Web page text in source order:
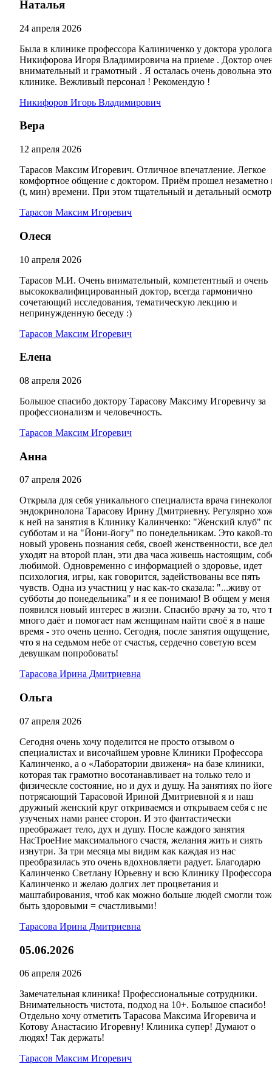
Наталья
24 апреля 2026
Была в клинике профессора Калиниченко у доктора уролога
Никифорова Игоря Владимировича на приеме . Доктор
внимательный и грамотный . Я осталась очень довольна
клинике. Вежливый персонал ! Рекомендую !
Никифоров Игорь Владимирович
Вера
12 апреля 2026
Тарасов Максим Игоревич. Отличное впечатление. Легкое
комфортное общение с доктором. Приём прошел незаметно
(t, мин) времени. При этом тщательный и детальный
Тарасов Максим Игоревич
Олеся
10 апреля 2026
Тарасов М.И. Очень внимательный, компетентный и очень
высококвалифицированный доктор, всегда гармонично
сочетающий исследования, тематическую лекцию и
непринужденную беседу :)
Тарасов Максим Игоревич
Елена
08 апреля 2026
Большое спасибо доктору Тарасову Максиму Игоревичу за
профессионализм и человечность.
Тарасов Максим Игоревич
Анна
07 апреля 2026
Открыла для себя уникального специалиста врача
эндокринолона Тарасову Ирину Дмитриевну. Регулярно
к ней на занятия в Клинику Калинченко: "Женский клуб"
субботам и на "Йони-йогу" по понедельникам. Это какой-то
новый уровень познания себя, своей женственности, все
уходят на второй план, эти два часа живешь настоящим,
любимой. Одновременно с информацией о здоровье, идет
психология, игры, как говорится, задействованы все пять
чувств. Одна из участниц у нас как-то сказала: "...живу от
субботы до понедельника" и я ее понимаю! В общем у меня
появился новый интерес в жизни. Спасибо врачу за то, что
много даёт и помогает нам женщинам найти своё я в наше
время - это очень ценно. Сегодня, после занятия ощущение,
что я на седьмом небе от счастья, сердечно советую всем
девушкам попробовать!
Тарасова Ирина Дмитриевна
Ольга
07 апреля 2026
Сегодня очень хочу поделится не просто отзывом о
специалистах и височайшем уровне Клиники Профессора
Калинченко, а о «Лаборатории движеня» на базе клиники,
которая так грамотно восотанавливает на только тело и
физическле состояние, но и дух и душу. На занятиях по
потрясающий Тарасовой Ириной Дмитриевной я и наш
дружный женский круг откриваемся и открываем себя с не
узученых нами ранее сторон. И это фантастически
преображает тело, дух и душу. После каждого занятия
НасТроеНие максимального счастя, желания жить и сиять
изнутри. За три месяца мы видим как каждая из нас
преобразилась это очень вдохновляети радует. Благодарю
Калинченко Светлану Юрьевну и всю Клинику Профессора
Калинченко и желаю долгих лет процветания и
маштабирования, чтоб как можно больше людей смогли
быть здоровыми = счастливыми!
Тарасова Ирина Дмитриевна
05.06.2026
06 апреля 2026
Замечательная клиника! Профессиональные сотрудники.
Внимательность чистота, подход на 10+. Большое спасибо!
Отдельно хочу отметить Тарасова Максима Игоревича и
Котову Анастасию Игоревну! Клиника супер! Думают о
людях! Так держать!
Тарасов Максим Игоревич